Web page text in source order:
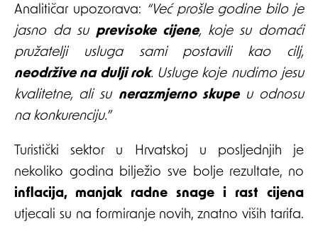
Analitičar upozorava: “Već prošle godine bilo je
jasno da su previsoke cijene, koje su domaći
pružatelji usluga sami postavili kao cilj,
neodržive na dulji rok. Usluge koje nudimo jesu
kvalitetne, ali su nerazmjerno skupeu odnosu
na konkurenciju.”
Turistički sektor u Hrvatskoj u posljednjih je
nekoliko godina bilježio sve bolje rezultate, no
inflacija, manjak radne snage i rast cijena
utjecali su na formiranje novih, znatno viših tarifa.